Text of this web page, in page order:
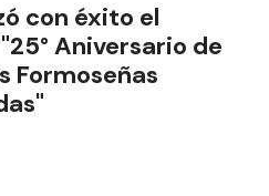
con éxito el
Aniversario de
Formoseñas